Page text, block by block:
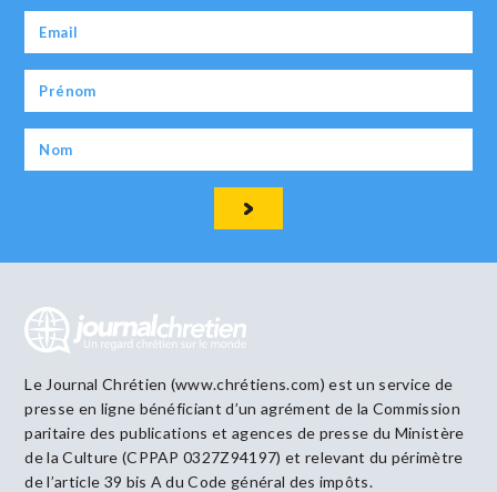
Le Journal Chrétien (www.chrétiens.com) est un service de
presse en ligne bénéficiant d’un agrément de la Commission
paritaire des publications et agences de presse du Ministère
de la Culture (CPPAP 0327Z94197) et relevant du périmètre
de l’article 39 bis A du Code général des impôts.